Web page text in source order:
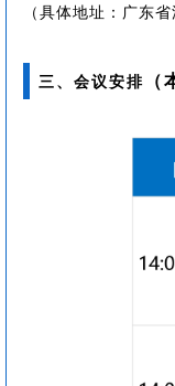
（具体地址：广东
三、会议安排